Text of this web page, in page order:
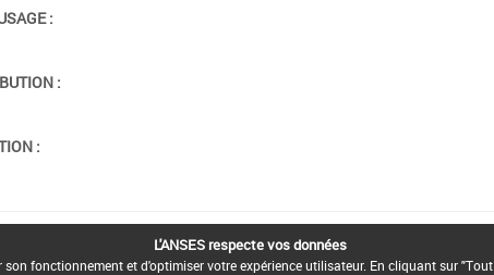
:
:
:
L'ANSES respecte vos données
fonctionnement et d'optimiser votre expérience utilisateur. En cliquant sur